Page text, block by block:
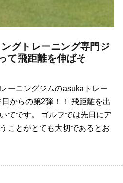
グトレーニング専門ジ
て飛距離を伸ばそ
ーニングジムのasukaトレー
からの第2弾！！ 飛距離を出
てです。 ゴルフでは先日にア
ことがとても大切であるとお